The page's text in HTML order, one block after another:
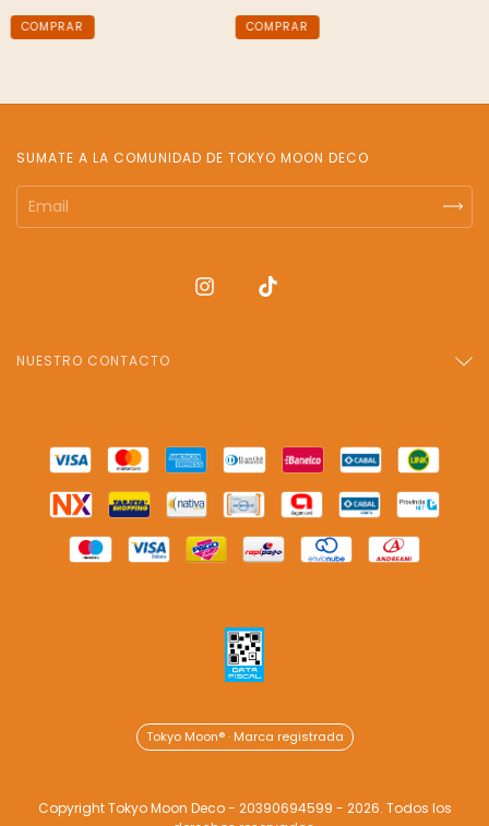
COMPRAR
SUMATE A LA COMUNIDAD DE TOKYO MOON DECO
NUESTRO CONTACTO
Tokyo Moon® · Marca registrada
Copyright Tokyo Moon Deco - 20390694599 - 2026. Todos los